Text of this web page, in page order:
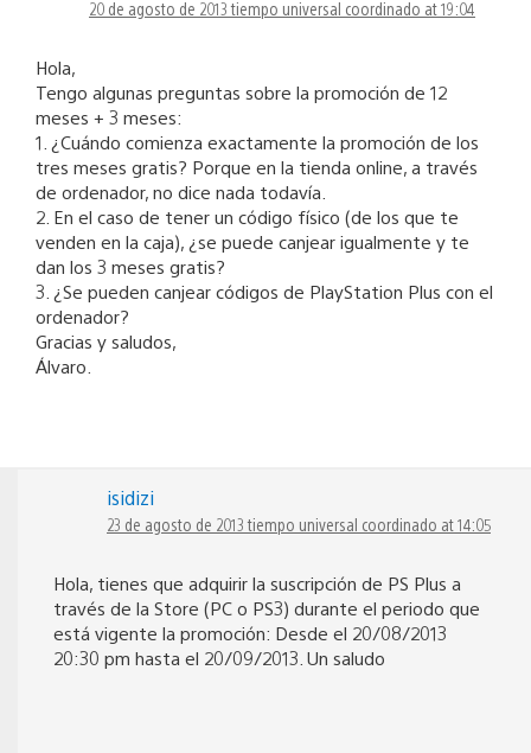
comentarios
20 de agosto de 2013 tiempo universal coordinado at 19:04
Hola,
Tengo algunas preguntas sobre la promoción de 12
meses + 3 meses:
1. ¿Cuándo comienza exactamente la promoción de los
tres meses gratis? Porque en la tienda online, a través
de ordenador, no dice nada todavía.
2. En el caso de tener un código físico (de los que te
venden en la caja), ¿se puede canjear igualmente y te
dan los 3 meses gratis?
3. ¿Se pueden canjear códigos de PlayStation Plus con el
ordenador?
Gracias y saludos,
Álvaro.
isidizi
23 de agosto de 2013 tiempo universal coordinado at 14:05
Hola, tienes que adquirir la suscripción de PS Plus a
través de la Store (PC o PS3) durante el periodo que
está vigente la promoción: Desde el 20/08/2013
20:30 pm hasta el 20/09/2013. Un saludo